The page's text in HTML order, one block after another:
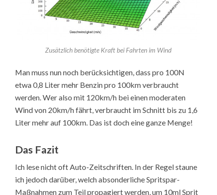
Zusätzlich benötigte Kraft bei Fahrten im Wind
Man muss nun noch berücksichtigen, dass pro 100N
etwa 0,8 Liter mehr Benzin pro 100km verbraucht
werden. Wer also mit 120km/h bei einen moderaten
Wind von 20km/h fährt, verbraucht im Schnitt bis zu 1,6
Liter mehr auf 100km. Das ist doch eine ganze Menge!
Das Fazit
Ich lese nicht oft Auto-Zeitschriften. In der Regel staune
ich jedoch darüber, welch absonderliche Spritspar-
Maßnahmen zum Teil propagiert werden, um 10ml Sprit